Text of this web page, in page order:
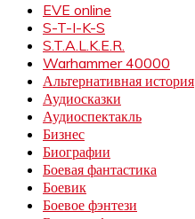
EVE online
S-T-I-K-S
S.T.A.L.K.E.R.
Warhammer 40000
Альтернативная история
Аудиосказки
Аудиоспектакль
Бизнес
Биографии
Боевая фантастика
Боевик
Боевое фэнтези